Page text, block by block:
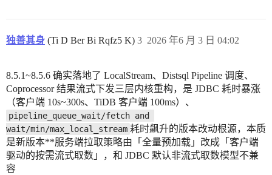
独善其身 (Ti D Ber Bi Rqfz5 K) 2026 年6 月 3 日 04:02
3
8.5.1~8.5.6 确实落地了 LocalStream、Distsql Pipeline 调度、
Coprocessor 结果流式下发三层内核重构，是 JDBC 耗时暴涨
（客户端 10s~300s、TiDB 客户端 100ms）、
pipeline_queue_wait/fetch and
wait/min/max_local_stream 耗时飙升的版本改动根源，本质
是新版本**服务端拉取策略由「全量预加载」改成「客户端
驱动的按需流式取数」，和 JDBC 默认非流式取数模型不兼
容